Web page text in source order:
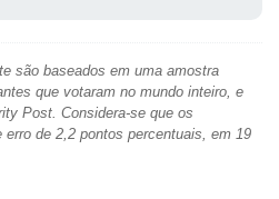
são baseados em uma amostra
que votaram no mundo inteiro, e
Post. Considera-se que os
de 2,2 pontos percentuais, em 19